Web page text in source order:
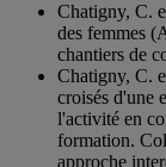
Chatigny, C.
des femmes
chantiers de
Chatigny, C.
croisés d'une
l'activité en
formation.
approche